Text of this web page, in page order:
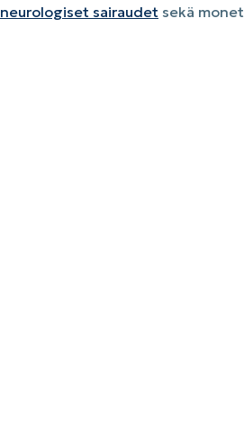
neurologiset sairaudet sekä monet